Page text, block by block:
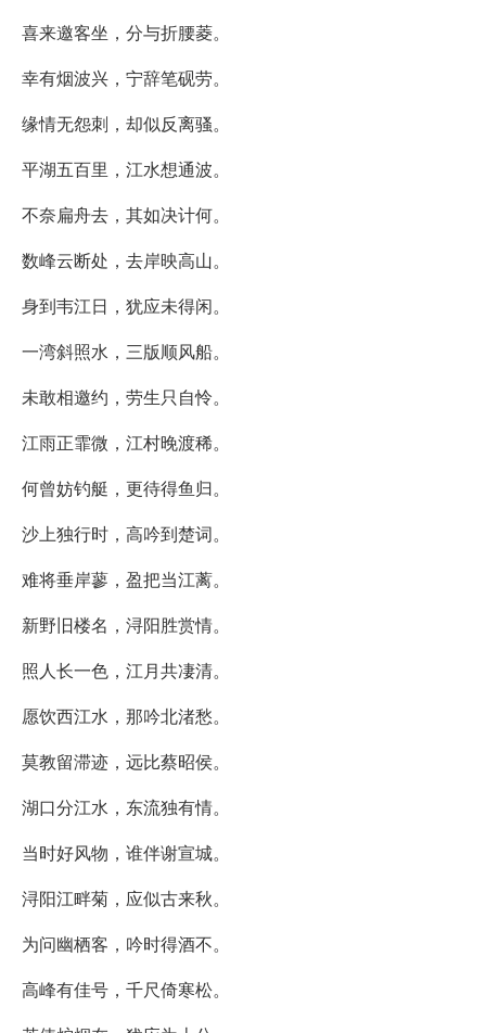
喜来邀客坐，分与折腰菱。
幸有烟波兴，宁辞笔砚劳。
缘情无怨刺，却似反离骚。
平湖五百里，江水想通波。
不奈扁舟去，其如决计何。
数峰云断处，去岸映高山。
身到韦江日，犹应未得闲。
一湾斜照水，三版顺风船。
未敢相邀约，劳生只自怜。
江雨正霏微，江村晚渡稀。
何曾妨钓艇，更待得鱼归。
沙上独行时，高吟到楚词。
难将垂岸蓼，盈把当江蓠。
新野旧楼名，浔阳胜赏情。
照人长一色，江月共凄清。
愿饮西江水，那吟北渚愁。
莫教留滞迹，远比蔡昭侯。
湖口分江水，东流独有情。
当时好风物，谁伴谢宣城。
浔阳江畔菊，应似古来秋。
为问幽栖客，吟时得酒不。
高峰有佳号，千尺倚寒松。